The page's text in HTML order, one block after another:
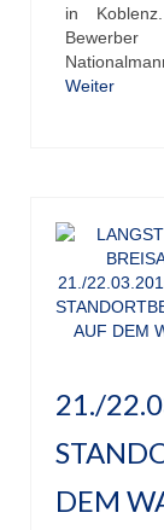
in
Weiter
21./
DEM